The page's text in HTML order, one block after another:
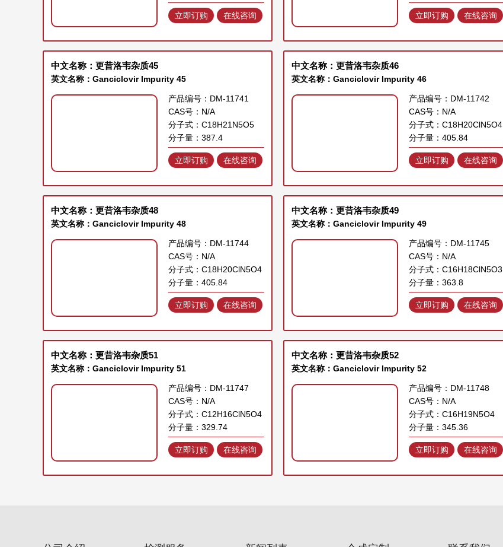
立即订购 在线咨询 立即订购 在线咨询
中文名称：更昔洛韦杂质45
英文名称：Ganciclovir Impurity 45
产品编号：DM-11741
CAS号：N/A
分子式：C18H21N5O5
分子量：387.4
立即订购 在线咨询
中文名称：更昔洛韦杂质46
英文名称：Ganciclovir Impurity 46
产品编号：DM-11742
CAS号：N/A
分子式：C18H20ClN5O4
分子量：405.84
立即订购 在线咨询
中文名称：更昔洛韦杂质48
英文名称：Ganciclovir Impurity 48
产品编号：DM-11744
CAS号：N/A
分子式：C18H20ClN5O4
分子量：405.84
立即订购 在线咨询
中文名称：更昔洛韦杂质49
英文名称：Ganciclovir Impurity 49
产品编号：DM-11745
CAS号：N/A
分子式：C16H18ClN5O3
分子量：363.8
立即订购 在线咨询
中文名称：更昔洛韦杂质51
英文名称：Ganciclovir Impurity 51
产品编号：DM-11747
CAS号：N/A
分子式：C12H16ClN5O4
分子量：329.74
立即订购 在线咨询
中文名称：更昔洛韦杂质52
英文名称：Ganciclovir Impurity 52
产品编号：DM-11748
CAS号：N/A
分子式：C16H19N5O4
分子量：345.36
立即订购 在线咨询